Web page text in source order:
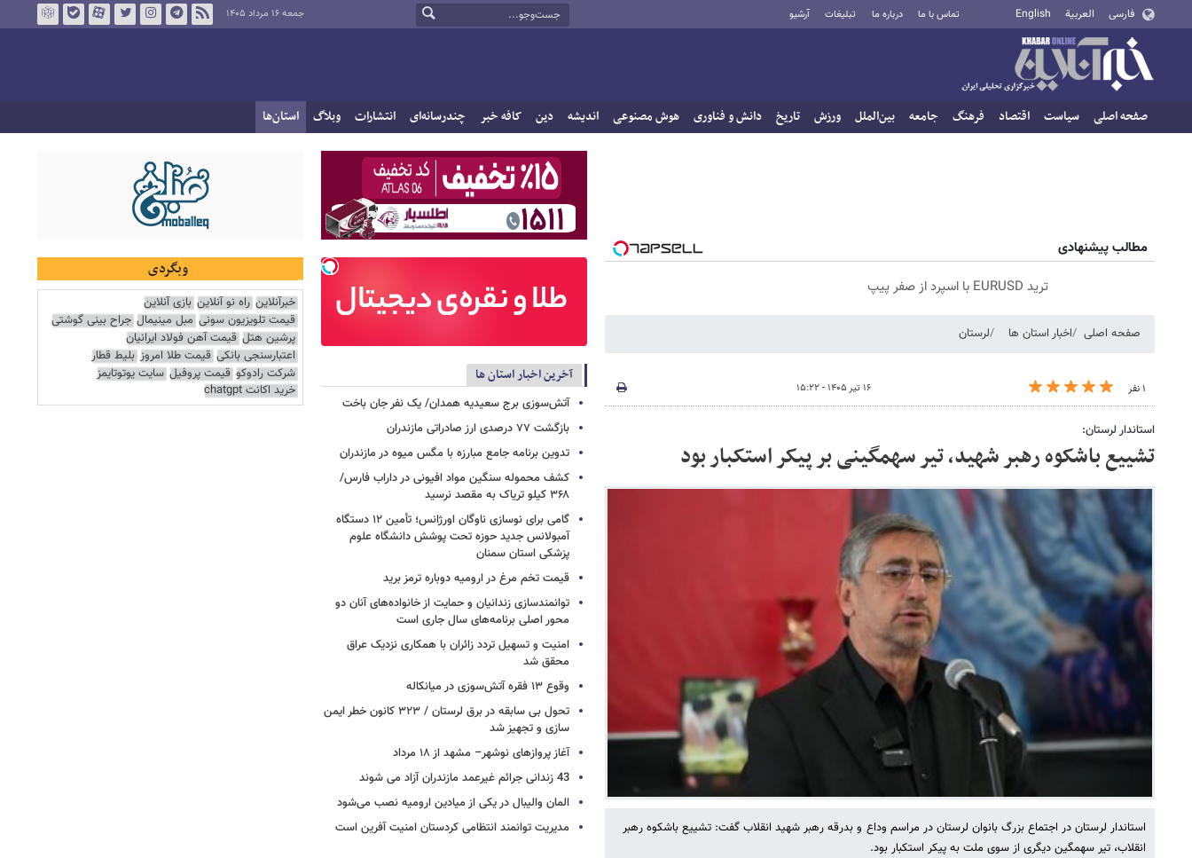
فارسی العربية English تماس با ما درباره ما تبلیغات آرشیو جمعه ۱۶ مرداد ۱۴۰۵
صفحه اصلی سیاست اقتصاد فرهنگ جامعه بین‌الملل ورزش تاریخ دانش و فناوری هوش مصنوعی اندیشه دین کافه خبر چندرسانه‌ای انتشارات وبلاگ استان‌ها
مطالب پیشنهادی
ترید EURUSD با اسپرد از صفر پیپ
صفحه اصلی اخبار استان ها لرستان
۱ نفر ۱۶ تیر ۱۴۰۵ - ۱۵:۲۲
استاندار لرستان:
تشییع باشکوه رهبر شهید، تیر سهمگینی بر پیکر استکبار بود
استاندار لرستان در اجتماع بزرگ بانوان لرستان در مراسم وداع و بدرقه رهبر شهید انقلاب گفت: تشییع باشکوه رهبر
انقلاب، تیر سهمگین دیگری از سوی ملت به پیکر استکبار بود.
آخرین اخبار استان ها
آتش‌سوزی برج سعیدیه همدان/ یک نفر جان باخت
بازگشت ۷۷ درصدی ارز صادراتی مازندران
تدوین برنامه جامع مبارزه با مگس میوه در مازندران
کشف محموله سنگین مواد افیونی در داراب فارس/
۳۶۸ کیلو تریاک به مقصد نرسید
گامی برای نوسازی ناوگان اورژانس؛ تأمین ۱۲ دستگاه
آمبولانس جدید حوزه تحت پوشش دانشگاه علوم
پزشکی استان سمنان
قیمت تخم مرغ در ارومیه دوباره ترمز برید
توانمندسازی زندانیان و حمایت از خانواده‌های آنان دو
محور اصلی برنامه‌های سال جاری است
امنیت و تسهیل تردد زائران با همکاری نزدیک عراق
محقق شد
وقوع ۱۳ فقره آتش‌سوزی در میانکاله
تحول بی سابقه در برق لرستان / ۳۲۳ کانون خطر ایمن
سازی و تجهیز شد
آغاز پروازهای نوشهر– مشهد از ۱۸ مرداد
43 زندانی جرائم غیرعمد مازندران آزاد می شوند
المان والیبال در یکی از میادین ارومیه نصب می‌شود
مدیریت توانمند انتظامی کردستان امنیت آفرین است
وبگردی
خبرآنلاین راه نو آنلاین بازی آنلاین
قیمت تلویزیون سونی مبل مینیمال جراح بینی گوشتی
پرشین هتل قیمت آهن فولاد ایرانیان
اعتبارسنجی بانکی قیمت طلا امروز بلیط قطار
شرکت رادوکو قیمت پروفیل سایت یوتوتایمز
خرید اکانت chatgpt